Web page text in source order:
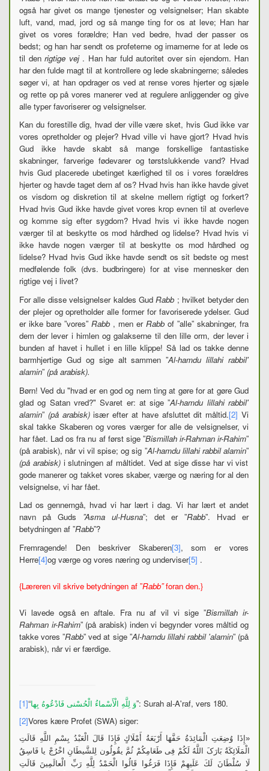
også har givet os mange tjenester og velsignelser; Han skabte
luft, vand, mad, jord og så mange ting for os at leve; Han har
givet os vores forældre; Han ved bedre, hvad der passer os
bedst; og han har sendt os profeterne og imamerne for at lede os
til denrigtige vej. Han har fuld autoritet over sin ejendom. Han
har den fulde magt til at kontrollere og lede skabningerne; således
søger vi, at han opdrager os ved at rense vores hjerter og sjæle
og rette op på vores manerer ved at regulere anliggender og give
alle typer favoriserer og velsignelser.
Kan du forestille dig, hvad der ville være sket, hvis Gud ikke var
vores opretholder og plejer? Hvad ville vi have gjort? Hvad hvis
Gud ikke havde skabt så mange forskellige fantastiske
skabninger, farverige fødevarer og tørstslukkende vand? Hvad
hvis Gud placerede ubetinget kærlighed til os i vores forældres
hjerter og havde taget dem af os? Hvad hvis han ikke havde givet
os visdom og diskretion til at skelne mellem rigtigt og forkert?
Hvad hvis Gud ikke havde givet vores krop evnen til at overleve
og komme sig efter sygdom? Hvad hvis vi ikke havde nogen
værger til at beskytte os mod hårdhed og lidelse? Hvad hvis vi
ikke havde nogen værger til at beskytte os mod hårdhed og
lidelse? Hvad hvis Gud ikke havde sendt os sit bedste og mest
medfølende folk (dvs. budbringere) for at vise mennesker den
rigtige vej i livet?
For alle disse velsignelser kaldes GudRabb ; hvilket betyder den
der plejer og opretholder alle former for favoriserede ydelser. Gud
er ikke bare ”vores”Rabb , men erRabb of ”alle” skabninger, fra
dem der lever i himlen og galakserne til den lille orm, der lever i
bunden af havet i hullet i en lille klippe! Så lad os takke denne
barmhjertige Gud og sige alt sammen ”Al-hamdu lillahi rabbil'
alamin” (på arabisk).
Børn! Ved du "hvad er en god og nem ting at gøre for at gøre Gud
glad og Satan vred?" Svaret er: at sige ”Al-hamdu lillahi rabbil'
alamin” (på arabisk)især efter at have afsluttet dit måltid.[2] Vi
skal takke Skaberen og vores værger for alle de velsignelser, vi
har fået. Lad os fra nu af først sige ”Bismillah ir-Rahman ir-Rahim”
(på arabisk), når vi vil spise; og sig ”Al-hamdu lillahi rabbil alamin”
(på arabisk)i slutningen af måltidet. Ved at sige disse har vi vist
gode manerer og takket vores skaber, værge og næring for al den
velsignelse, vi har fået.
Lad os gennemgå, hvad vi har lært i dag. Vi har lært et andet
navn på Guds ”Asma ul-Husna”; det er ”Rabb”. Hvad er
betydningen af ​​”Rabb”?
Fremragende! Den beskriver Skaberen[3], som er vores
Herre[4]og værge og vores næring og underviser[5] .
{Læreren vil skrive betydningen af ”Rabb”foran den.}
Vi lavede også en aftale. Fra nu af vil vi sige ”Bismillah ir-
Rahman ir-Rahim” (på arabisk) inden vi begynder vores måltid og
takke vores ”Rabb” ved at sige ”Al-hamdu lillahi rabbil 'alamin” (på
arabisk), når vi er færdige.
[1]“وَ لِلَّهِ الْأَسْماءُ الْحُسْنى فَادْعُوهُ بِها”: Surah al-A'raf, vers 180.
[2]Vores kære Profet (SWA) siger:
«إِذَا وُضِعَتِ الْمَائِدَةُ حَفَّهَا أَرْبَعَةُ أَمْلَاكٍ فَإِذَا قَالَ الْعَبْدُ بِسْمِ‏ اللَّهِ‏ قَالَتِ
الْمَلَائِكَةُ بَارَکَ اللَّهُ لَكُمْ فِی طَعَامِكُمْ‏ ثُمَّ یقُولُون لِلشَّیطَانِ اخْرُجْ یا فَاسِقُ
لَا سُلْطَانَ لَكَ عَلَیهِمْ فَإِذَا فَرَغُوا قَالُوا الْحَمْدُ لِلَّهِ رَبِّ الْعالَمِینَ‏ قَالَتِ